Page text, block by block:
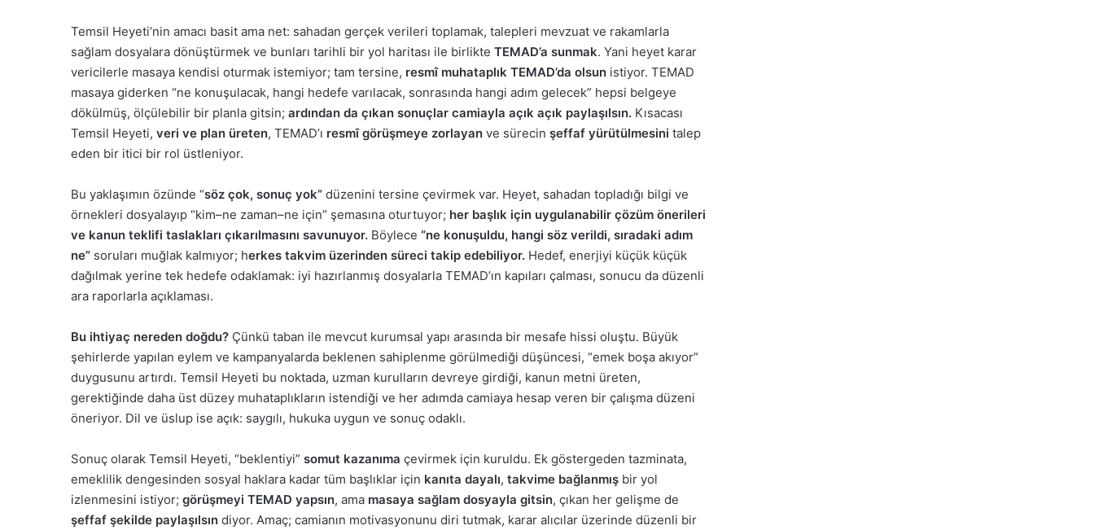
Temsil Heyeti’nin amacı basit ama net: sahadan gerçek verileri toplamak, talepleri mevzuat ve rakamlarla
sağlam dosyalara dönüştürmek ve bunları tarihli bir yol haritası ile birlikte TEMAD’a sunmak. Yani heyet karar
vericilerle masaya kendisi oturmak istemiyor; tam tersine, resmî muhataplık TEMAD’da olsun istiyor. TEMAD
masaya giderken “ne konuşulacak, hangi hedefe varılacak, sonrasında hangi adım gelecek” hepsi belgeye
dökülmüş, ölçülebilir bir planla gitsin; ardından da çıkan sonuçlar camiayla açık açık paylaşılsın. Kısacası
Temsil Heyeti, veri ve plan üreten, TEMAD’ı resmî görüşmeye zorlayan ve sürecin şeffaf yürütülmesini talep
eden bir itici bir rol üstleniyor.
Bu yaklaşımın özünde “söz çok, sonuç yok” düzenini tersine çevirmek var. Heyet, sahadan topladığı bilgi ve
örnekleri dosyalayıp “kim–ne zaman–ne için” şemasına oturtuyor; her başlık için uygulanabilir çözüm önerileri
ve kanun teklifi taslakları çıkarılmasını savunuyor. Böylece “ne konuşuldu, hangi söz verildi, sıradaki adım
ne” soruları muğlak kalmıyor; herkes takvim üzerinden süreci takip edebiliyor. Hedef, enerjiyi küçük küçük
dağılmak yerine tek hedefe odaklamak: iyi hazırlanmış dosyalarla TEMAD’ın kapıları çalması, sonucu da düzenli
ara raporlarla açıklaması.
Bu ihtiyaç nereden doğdu? Çünkü taban ile mevcut kurumsal yapı arasında bir mesafe hissi oluştu. Büyük
şehirlerde yapılan eylem ve kampanyalarda beklenen sahiplenme görülmediği düşüncesi, “emek boşa akıyor”
duygusunu artırdı. Temsil Heyeti bu noktada, uzman kurulların devreye girdiği, kanun metni üreten,
gerektiğinde daha üst düzey muhataplıkların istendiği ve her adımda camiaya hesap veren bir çalışma düzeni
öneriyor. Dil ve üslup ise açık: saygılı, hukuka uygun ve sonuç odaklı.
Sonuç olarak Temsil Heyeti, “beklentiyi” somut kazanıma çevirmek için kuruldu. Ek göstergeden tazminata,
emeklilik dengesinden sosyal haklara kadar tüm başlıklar için kanıta dayalı, takvime bağlanmış bir yol
izlenmesini istiyor; görüşmeyi TEMAD yapsın, ama masaya sağlam dosyayla gitsin, çıkan her gelişme de
şeffaf şekilde paylaşılsın diyor. Amaç; camianın motivasyonunu diri tutmak, karar alıcılar üzerinde düzenli bir